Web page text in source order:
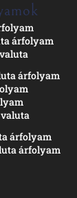
árfolyam
árfolyam
árfolyam
árfolyam